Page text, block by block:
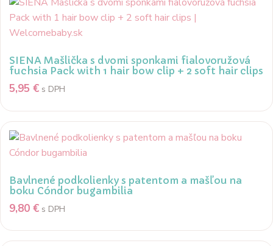
SIENA Mašlička s dvomi sponkami fialovoružová
fuchsia Pack with 1 hair bow clip + 2 soft hair clips
5,95 € s DPH
Bavlnené podkolienky s patentom a mašľou na
boku Cóndor bugambilia
9,80 € s DPH